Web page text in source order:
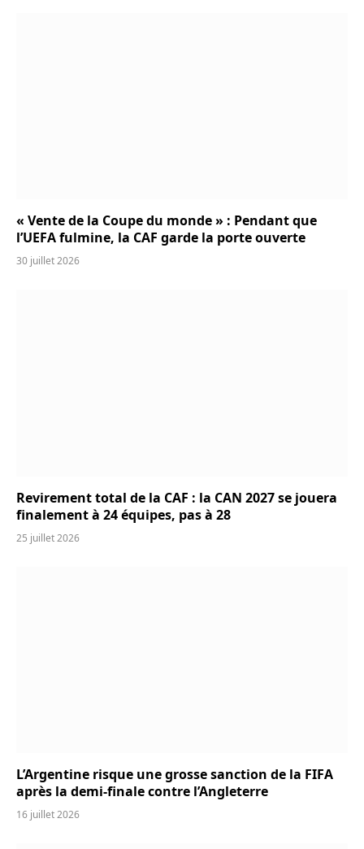
« Vente de la Coupe du monde » : Pendant que
l’UEFA fulmine, la CAF garde la porte ouverte
30 juillet 2026
Revirement total de la CAF : la CAN 2027 se jouera
finalement à 24 équipes, pas à 28
25 juillet 2026
L’Argentine risque une grosse sanction de la FIFA
après la demi-finale contre l’Angleterre
16 juillet 2026